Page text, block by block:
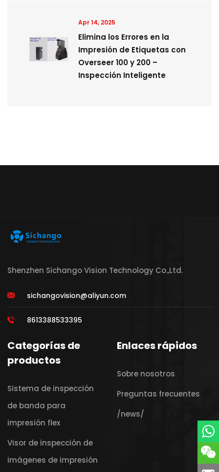
Apr 14, 2025
Elimina los Errores en la
Impresión de Etiquetas con
Overseer 100 y 200 –
Inspección Inteligente
Shenzhen Sichango Vision Technology Co.,Ltd.
sichangovision@aliyun.com
8613388533395
Categorías de
productos
Sistema de inspección
de banda para
impresión flex
Visor de inspección de
imágenes de impresión
Enlaces rápidos
Sobre nosotros
Preguntas frecuentes
/news/